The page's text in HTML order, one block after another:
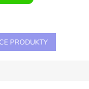
PRODUKTY